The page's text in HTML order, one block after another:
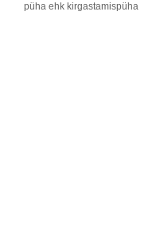
püha ehk kirgastamispüha